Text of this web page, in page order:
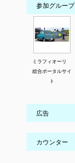
参加グループ
ミラフィオーリ
総合ポータルサイ
ト
広告
カウンター